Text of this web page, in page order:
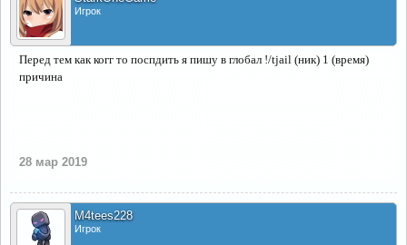
Игрок
Перед тем как когг то поспдить я пишу в глобал !/tjail (ник) 1 (время)
причина
28 мар 2019
M4tees228
Игрок